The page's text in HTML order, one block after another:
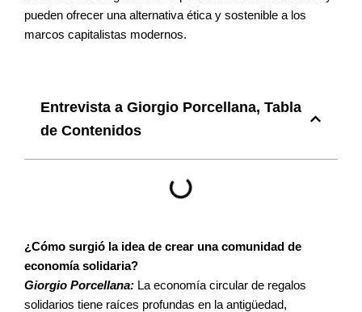
pueden ofrecer una alternativa ética y sostenible a los
marcos capitalistas modernos.
Entrevista a Giorgio Porcellana, Tabla
de Contenidos
¿Cómo surgió la idea de crear una comunidad de
economía solidaria?
Giorgio Porcellana: La economía circular de regalos
solidarios tiene raíces profundas en la antigüedad,